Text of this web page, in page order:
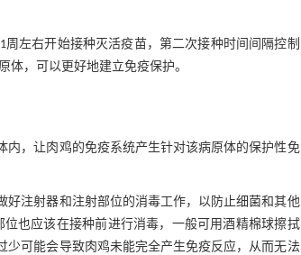
左右开始接种灭活疫苗，第二次接种时间间隔控制
，可以更好地建立免疫保护。
，让肉鸡的免疫系统产生针对该病原体的保护性免
注射器和注射部位的消毒工作，以防止细菌和其他
也应该在接种前进行消毒，一般可用酒精棉球擦拭
可能会导致肉鸡未能完全产生免疫反应，从而无法